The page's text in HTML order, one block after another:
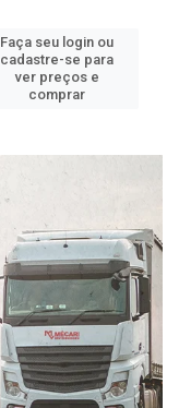
Faça seu login ou
cadastre-se para
ver preços e
comprar